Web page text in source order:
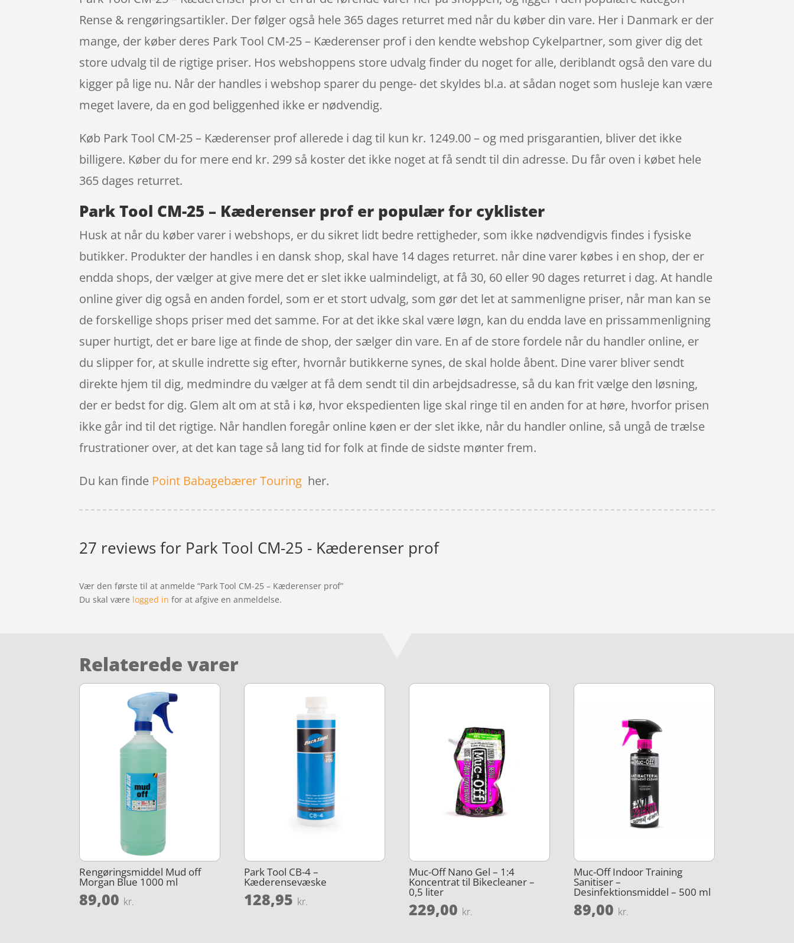
Rense & rengøringsartikler. Der følger også hele 365 dages returret med når du køber din vare. Her i Danmark er der
mange, der køber deres Park Tool CM-25 – Kæderenser prof i den kendte webshop Cykelpartner, som giver dig det
store udvalg til de rigtige priser. Hos webshoppens store udvalg finder du noget for alle, deriblandt også den vare du
kigger på lige nu. Når der handles i webshop sparer du penge- det skyldes bl.a. at sådan noget som husleje kan være
meget lavere, da en god beliggenhed ikke er nødvendig.
Køb Park Tool CM-25 – Kæderenser prof allerede i dag til kun kr. 1249.00 – og med prisgarantien, bliver det ikke
billigere. Køber du for mere end kr. 299 så koster det ikke noget at få sendt til din adresse. Du får oven i købet hele
365 dages returret.
Park Tool CM-25 – Kæderenser prof er populær for cyklister
Husk at når du køber varer i webshops, er du sikret lidt bedre rettigheder, som ikke nødvendigvis findes i fysiske
butikker. Produkter der handles i en dansk shop, skal have 14 dages returret. når dine varer købes i en shop, der er
endda shops, der vælger at give mere det er slet ikke ualmindeligt, at få 30, 60 eller 90 dages returret i dag. At handle
online giver dig også en anden fordel, som er et stort udvalg, som gør det let at sammenligne priser, når man kan se
de forskellige shops priser med det samme. For at det ikke skal være løgn, kan du endda lave en prissammenligning
super hurtigt, det er bare lige at finde de shop, der sælger din vare. En af de store fordele når du handler online, er
du slipper for, at skulle indrette sig efter, hvornår butikkerne synes, de skal holde åbent. Dine varer bliver sendt
direkte hjem til dig, medmindre du vælger at få dem sendt til din arbejdsadresse, så du kan frit vælge den løsning,
der er bedst for dig. Glem alt om at stå i kø, hvor ekspedienten lige skal ringe til en anden for at høre, hvorfor prisen
ikke går ind til det rigtige. Når handlen foregår online køen er der slet ikke, når du handler online, så ungå de trælse
frustrationer over, at det kan tage så lang tid for folk at finde de sidste mønter frem.
Du kan finde Point Babagebærer Touring her.
27 reviews for Park Tool CM-25 - Kæderenser prof
Vær den første til at anmelde “Park Tool CM-25 – Kæderenser prof”
Du skal være logged in for at afgive en anmeldelse.
Relaterede varer
Rengøringsmiddel Mud off
Morgan Blue 1000 ml
89,00 kr.
Park Tool CB-4 –
Kæderensevæske
128,95 kr.
Muc-Off Nano Gel – 1:4
Koncentrat til Bikecleaner –
0,5 liter
229,00 kr.
Muc-Off Indoor Training
Sanitiser –
Desinfektionsmiddel – 500 ml
89,00 kr.